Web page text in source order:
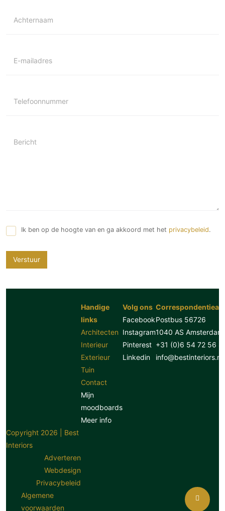
Achternaam
E-mailadres
Telefoonnummer
Bericht
Ik ben op de hoogte van en ga akkoord met het privacybeleid.
Verstuur
Handige
links
Architecten
Interieur
Exterieur
Tuin
Contact
Mijn
moodboards
Meer info
Volg ons
Facebook
Instagram
Pinterest
Linkedin
Postbus 56726
1040 AS Amsterdam
+31 (0)6 54 72 56
info@bestinteriors.nl
Copyright 2026 | Best
Interiors
Adverteren
Webdesign
Privacybeleid
Algemene
voorwaarden